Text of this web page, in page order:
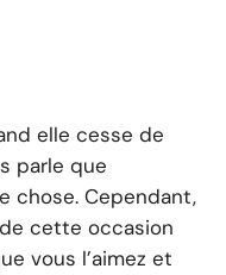
elle cesse de
parle que
chose. Cependant,
cette occasion
vous l’aimez et